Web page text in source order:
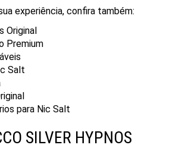
experiência, confira também:
Original
Premium
Salt
para Nic Salt
SILVER HYPNOS